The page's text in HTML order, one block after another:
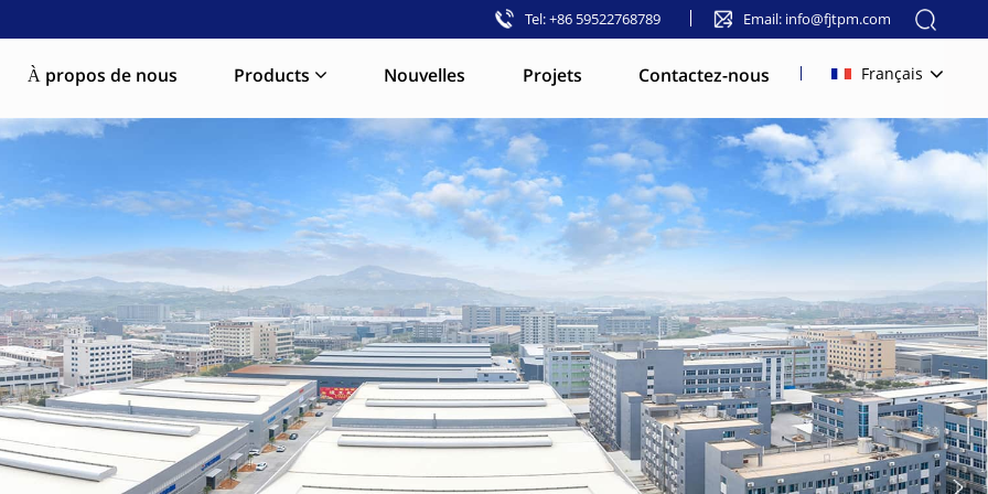
Tel: +86 59522768789 Email: info@fjtpm.com
À propos de nous Products Nouvelles Projets Contactez-nous Français
English
français
русский
español
العربية